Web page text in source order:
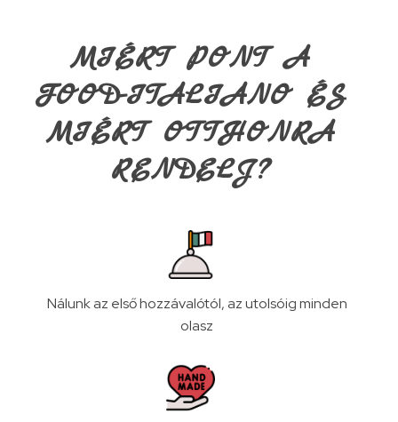
MIÉRT PONT A
FOOD-ITALIANO ÉS
MIÉRT OTTHONRA
RENDELJ?
Nálunk az első hozzávalótól, az utolsóig minden
olasz